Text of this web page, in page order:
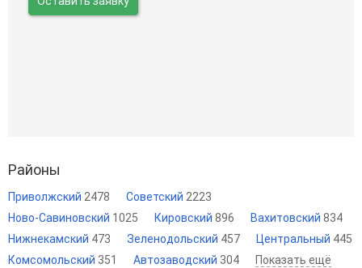
Районы
Приволжский 2478 Советский 2223
Ново-Савиновский 1025 Кировский 896 Вахитовский 834
Нижнекамский 473 Зеленодольский 457 Центральный 445
Комсомольский 351 Автозаводский 304 Показать ещё